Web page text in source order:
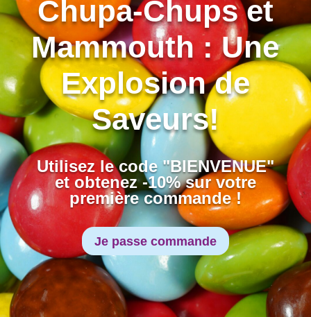
Chupa-Chups et
Mammouth : Une
Explosion de
Saveurs!
Utilisez le code "BIENVENUE"
et obtenez -10% sur votre
première commande !
Je passe commande